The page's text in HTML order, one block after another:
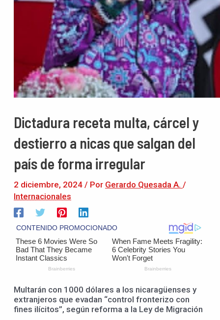
Dictadura receta multa, cárcel y
destierro a nicas que salgan del
país de forma irregular
2 diciembre, 2024 / Por Gerardo Quesada A. /
Internacionales
Multarán con 1000 dólares a los nicaragüenses y
extranjeros que evadan “control fronterizo con
fines ilícitos”, según reforma a la Ley de Migración